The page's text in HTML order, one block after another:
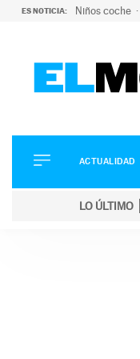
ES NOTICIA: Niños coche
ELÉCTRICOS
CONDUCIR
ACTUALIDAD
LO ÚLTIMO